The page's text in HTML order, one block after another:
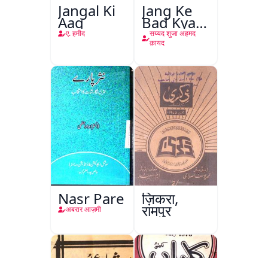
Jangal Ki
Aag
ए. हमीद
Jang Ke
Bad Kya
Hoga
सय्यद शुजा अहमद
क़ायद
Nasr Pare
अबरार आज़मी
ज़िकरा,
रामपुर